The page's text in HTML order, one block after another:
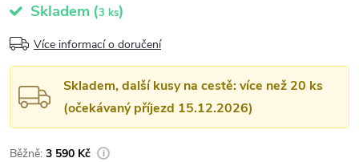
Skladem (3 ks)
Více informací o doručení
Skladem, další kusy na cestě: více než 20 ks
(očekávaný příjezd 15.12.2026)
3 590 Kč